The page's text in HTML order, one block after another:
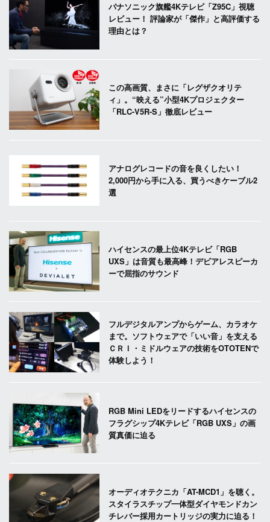
パナソニック旗艦4Kテレビ「Z95C」視聴
レビュー！ 評論家が「傑作」と高評価する
理由とは？
この高画質、まさに「レグザクオリテ
ィ」。“映える”小型4Kプロジェクター
「RLC-V5R-S」徹底レビュー
アナログレコードの音を良くしたい！
2,000円から手に入る、買うべきケーブル2
選
ハイセンスの最上位4Kテレビ「RGB
UXS」は音質も最高峰！デビアレスピーカ
ーで屈指のサウンド
フルデジタルアンプからゲーム、カラオケ
まで。ソフトウェアで「いい音」を支える
ＣＲＩ・ミドルウェアの技術をOTOTENで
体験しよう！
RGB Mini LEDをリードするハイセンスの
フラグシップ4Kテレビ「RGB UXS」の画
質真価に迫る
オーディオテクニカ「AT-MCD1」を聴く。
スタイラスチップ一体型ダイヤモンドカン
チレバー採用カートリッジの実力に迫る！